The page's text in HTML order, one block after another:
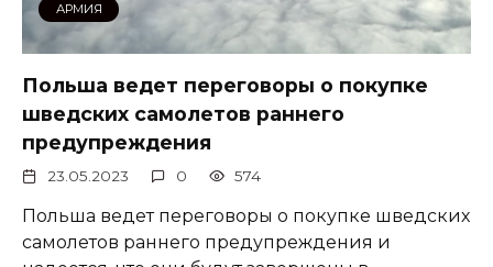
АРМИЯ
Польша ведет переговоры о покупке
шведских самолетов раннего
предупреждения
23.05.2023 0 574
Польша ведет переговоры о покупке шведских
самолетов раннего предупреждения и